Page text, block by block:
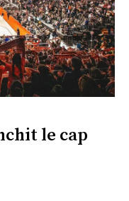
le cap